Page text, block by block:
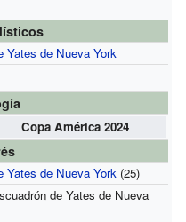
Yates de Nueva York
Copa América 2024
Yates de Nueva York (25)
de Yates de Nueva